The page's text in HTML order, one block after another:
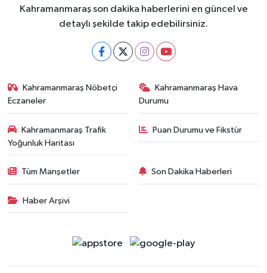
Kahramanmaraş son dakika haberlerini en güncel ve
detaylı şekilde takip edebilirsiniz.
Kahramanmaraş Nöbetçi
Eczaneler
Kahramanmaraş Hava
Durumu
Kahramanmaraş Trafik
Yoğunluk Haritası
Puan Durumu ve Fikstür
Tüm Manşetler Son Dakika Haberleri
Haber Arşivi